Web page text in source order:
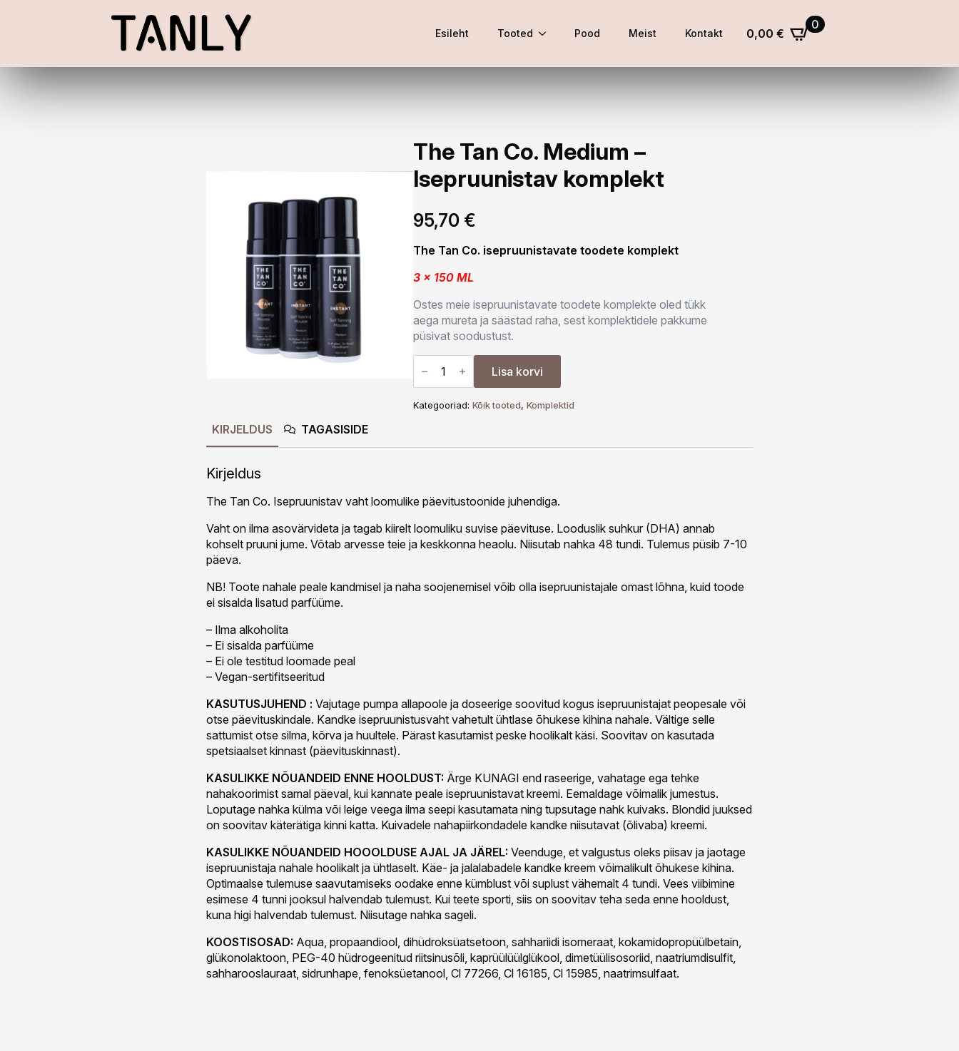
Esileht Tooted Pood Meist Kontakt 0,00 €
0
The Tan Co. Medium –
Isepruunistav komplekt
95,70€
The Tan Co. isepruunistavate toodete komplekt
3 x 150 ML
Ostes meie isepruunistavate toodete komplekte oled tükk
aega mureta ja säästad raha, sest komplektidele pakkume
püsivat soodustust.
The
Tan
Co.
-
Lisa korvi
Kategooriad:Kõik tooted,Komplektid
KIRJELDUS TAGASISIDE
Kirjeldus
The Tan Co. Isepruunistav vaht loomulike päevitustoonide juhendiga.
Vaht on ilma asovärvideta ja tagab kiirelt loomuliku suvise päevituse. Looduslik suhkur (DHA) annab
kohselt pruuni jume. Võtab arvesse teie ja keskkonna heaolu. Niisutab nahka 48 tundi. Tulemus püsib 7-10
päeva.
NB! Toote nahale peale kandmisel ja naha soojenemisel võib olla isepruunistajale omast lõhna, kuid toode
ei sisalda lisatud parfüüme.
– Ilma alkoholita
– Ei sisalda parfüüme
– Ei ole testitud loomade peal
– Vegan-sertifitseeritud
KASUTUSJUHEND : Vajutage pumpa allapoole ja doseerige soovitud kogus isepruunistajat peopesale või
otse päevituskindale. Kandke isepruunistusvaht vahetult ühtlase õhukese kihina nahale. Vältige selle
sattumist otse silma, kõrva ja huultele. Pärast kasutamist peske hoolikalt käsi. Soovitav on kasutada
spetsiaalset kinnast (päevituskinnast).
KASULIKKE NÕUANDEID ENNE HOOLDUST: Ärge KUNAGI end raseerige, vahatage ega tehke
nahakoorimist samal päeval, kui kannate peale isepruunistavat kreemi. Eemaldage võimalik jumestus.
Loputage nahka külma või leige veega ilma seepi kasutamata ning tupsutage nahk kuivaks. Blondid juuksed
on soovitav käterätiga kinni katta. Kuivadele nahapiirkondadele kandke niisutavat (õlivaba) kreemi.
KASULIKKE NÕUANDEID HOOOLDUSE AJAL JA JÄREL: Veenduge, et valgustus oleks piisav ja jaotage
isepruunistaja nahale hoolikalt ja ühtlaselt. Käe- ja jalalabadele kandke kreem võimalikult õhukese kihina.
Optimaalse tulemuse saavutamiseks oodake enne kümblust või suplust vähemalt 4 tundi. Vees viibimine
esimese 4 tunni jooksul halvendab tulemust. Kui teete sporti, siis on soovitav teha seda enne hooldust,
kuna higi halvendab tulemust. Niisutage nahka sageli.
KOOSTISOSAD: Aqua, propaandiool, dihüdroksüatsetoon, sahhariidi isomeraat, kokamidopropüülbetain,
glükonolaktoon, PEG-40 hüdrogeenitud riitsinusõli, kaprüülüülglükool, dimetüülisosoriid, naatriumdisulfit,
sahharooslauraat, sidrunhape, fenoksüetanool, Cl 77266, Cl 16185, Cl 15985, naatrimsulfaat.